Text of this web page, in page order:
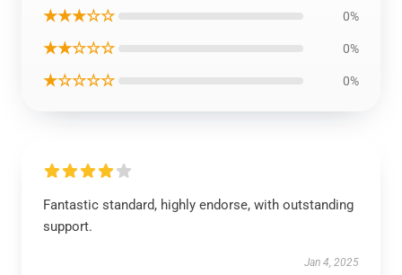
★★★☆☆ 0%
★★☆☆☆ 0%
★☆☆☆☆ 0%
Fantastic standard, highly endorse, with outstanding
support.
Jan 4, 2025